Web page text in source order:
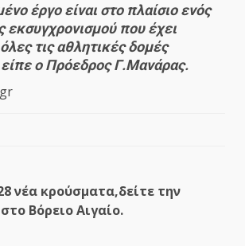
έργο είναι στο πλαίσιο ενός
εκσυγχρονισμού που έχει
τις αθλητικές δομές
ο Πρόεδρος Γ.Μανάρας.
νέα κρούσματα,δείτε την
Βόρειο Αιγαίο.